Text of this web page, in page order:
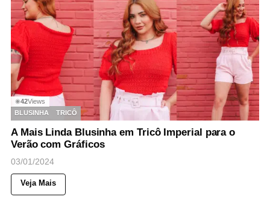
◉42Views
BLUSINHA
TRICÔ
A Mais Linda Blusinha em Tricô Imperial para o
Verão com Gráficos
03/01/2024
Veja Mais